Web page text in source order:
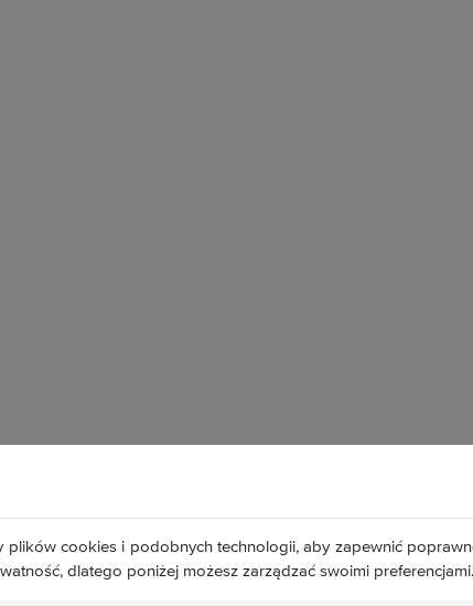
Wybrzeże Wyspiańskiego 27, 50- 370 Wrocław
plików cookies i podobnych technologii, aby zapewnić
dlatego poniżej możesz zarządzać swoimi preferencjami.